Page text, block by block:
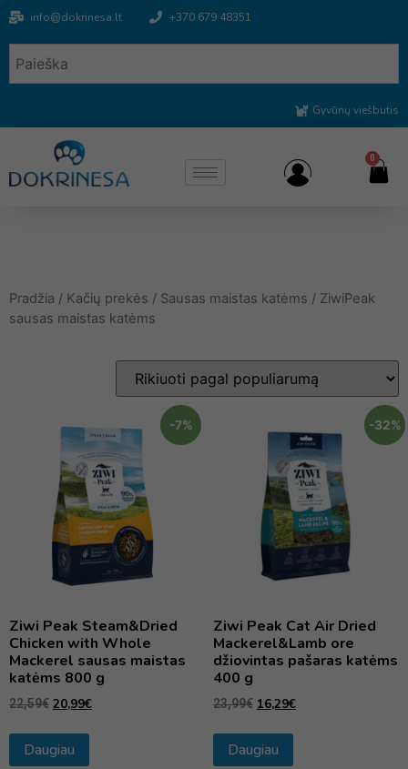
info@dokrinesa.lt +370 679 48351
Gyvūnų viešbutis
0
Pradžia / Kačių prekės / Sausas maistas katėms / ZiwiPeak
sausas maistas katėms
-7%
Ziwi Peak Steam&Dried
Chicken with Whole
Mackerel sausas maistas
katėms 800 g
22,59€ 20,99€
Daugiau
-32%
Ziwi Peak Cat Air Dried
Mackerel&Lamb ore
džiovintas pašaras katėms
400 g
23,99€ 16,29€
Daugiau